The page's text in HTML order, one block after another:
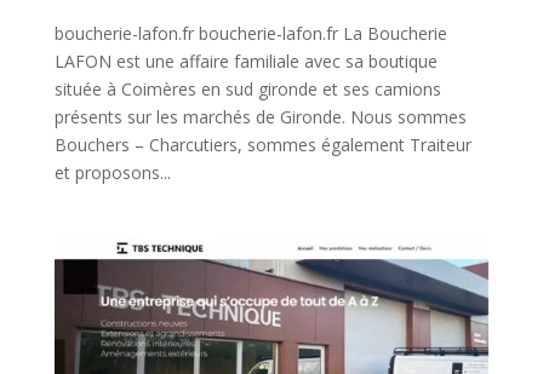
boucherie-lafon.fr boucherie-lafon.fr La Boucherie
LAFON est une affaire familiale avec sa boutique
située à Coimères en sud gironde et ses camions
présents sur les marchés de Gironde. Nous sommes
Bouchers – Charcutiers, sommes également Traiteur
et proposons...